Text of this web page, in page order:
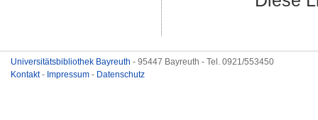
Universitätsbibliothek Bayreuth - 95447 Bayreuth - Tel. 0921/553450
Kontakt- Impressum - Datenschutz